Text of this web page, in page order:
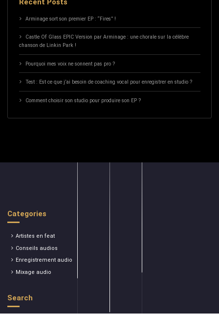
Recent Posts
Arminage sort son premier EP : “Fires” !
Castle Of Glass EPIC Version par Arminage : une chorale sur la célèbre
chanson de Linkin Park !
Pourquoi mes voix ne sonnent pas pro ?
Test : Est ce que j’ai besoin de coaching vocal pour enregistrer en studio ?
Comment choisir son studio pour produire son EP ?
Categories
Artistes en feat
Conseils audios
Enregistrement audio
Mixage audio
Search